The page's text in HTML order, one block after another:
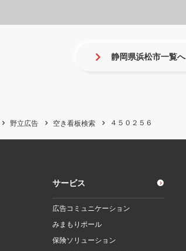
静岡県浜松市一覧へ
野立広告 空き看板検索 ４５０２５６
サービス
広告コミュニケーション
みまもりポール
保険ソリューション